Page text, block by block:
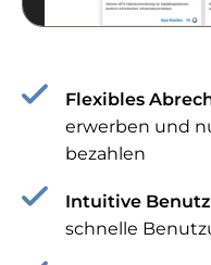
Flexibles
erwerben und
bezahlen
Intuitive
schnelle